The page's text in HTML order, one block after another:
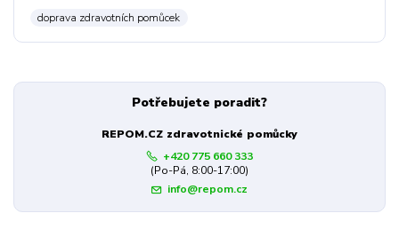
doprava zdravotních pomůcek
Potřebujete poradit?
REPOM.CZ zdravotnické pomůcky
+420 775 660 333
(Po-Pá, 8:00-17:00)
info@repom.cz